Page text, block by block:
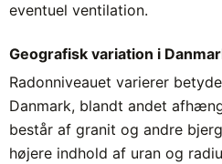
eventuel ventilation.
Geografisk variation i
Radonniveauet varierer
Danmark, blandt andet
består af granit og andre
højere indhold af uran og